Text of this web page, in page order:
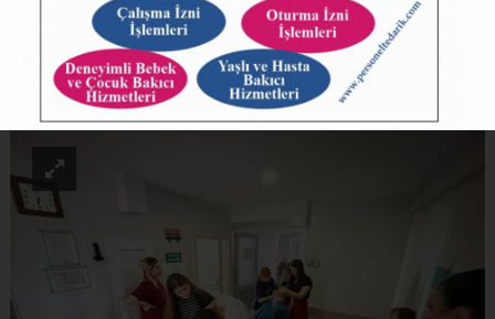
Huzurevine Bayram Ziyareti
ABONE OL